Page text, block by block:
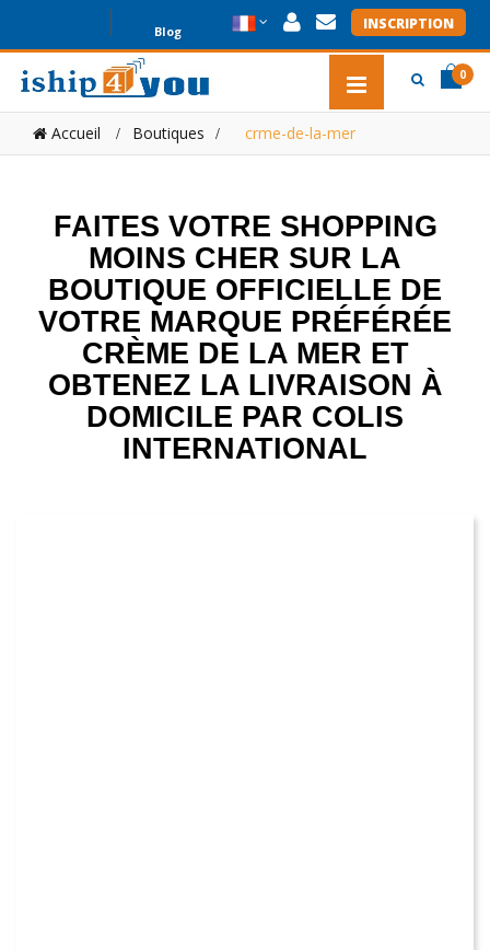
INSCRIPTION
Blog
0
Accueil Boutiques > crme-de-la-mer
FAITES VOTRE SHOPPING
MOINS CHER SUR LA
BOUTIQUE OFFICIELLE DE
VOTRE MARQUE PRÉFÉRÉE
CRÈME DE LA MER ET
OBTENEZ LA LIVRAISON À
DOMICILE PAR COLIS
INTERNATIONAL